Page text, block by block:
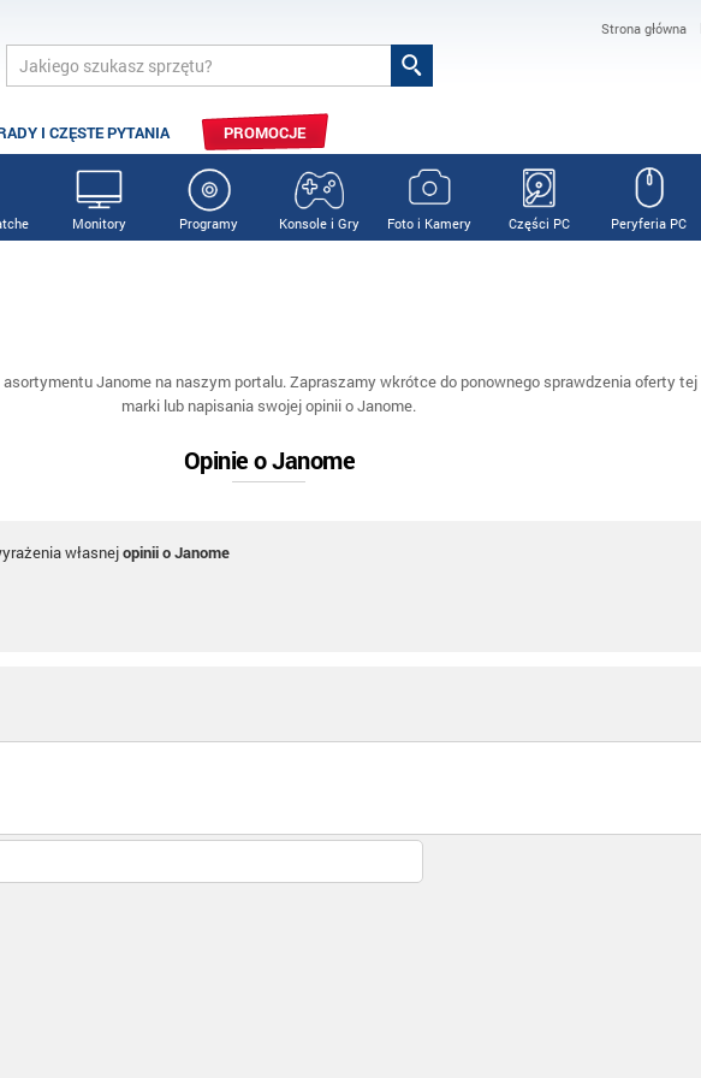
Strona główna
I CZĘSTE PYTANIA PROMOCJE
Monitory Programy Konsole i Gry Foto i Kamery Części PC Peryferia PC
asortymentu Janome na naszym portalu. Zapraszamy wkrótce do ponownego sprawdzenia oferty tej
marki lub napisania swojej opinii o Janome.
Opinie o Janome
własnejopinii o Janome